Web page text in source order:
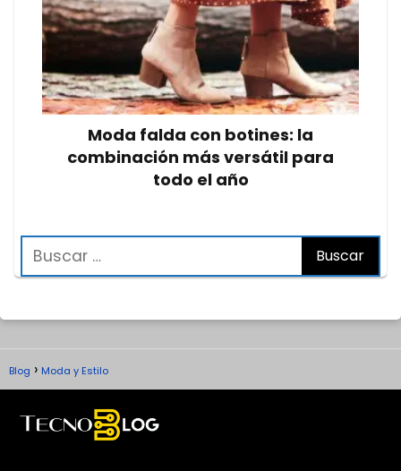
Moda falda con botines: la
combinación más versátil para
todo el año
Blog Moda y Estilo